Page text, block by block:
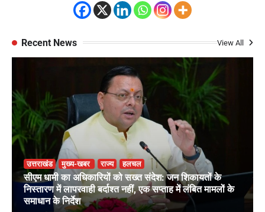
Recent News View All
उत्तराखंड मुख्य-खबर राज्य हलचल
सीएम धामी का अधिकारियों को सख्त संदेश: जन शिकायतों के
निस्तारण में लापरवाही बर्दाश्त नहीं, एक सप्ताह में लंबित मामलों के
समाधान के निर्देश